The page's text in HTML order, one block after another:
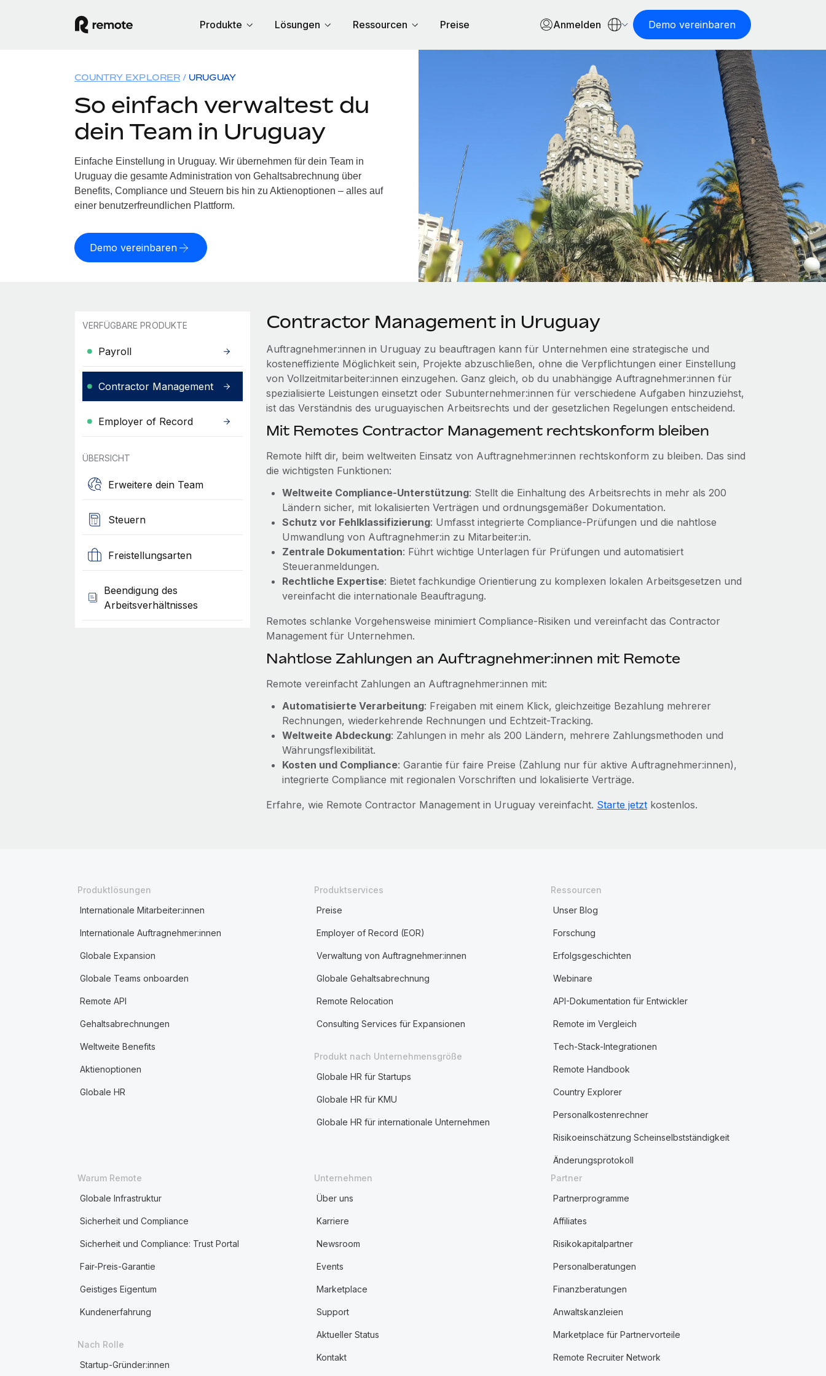
Produkte Lösungen Ressourcen Preise Anmelden Demo vereinbaren
COUNTRY EXPLORER URUGUAY
So einfach verwaltest du
dein Team in Uruguay
Einfache Einstellung in Uruguay. Wir übernehmen für dein Team in
Uruguay die gesamte Administration von Gehaltsabrechnung über
Benefits, Compliance und Steuern bis hin zu Aktienoptionen – alles auf
einer benutzerfreundlichen Plattform.
Demo vereinbaren
VERFÜGBARE PRODUKTE
Payroll
Contractor Management
Employer of Record
ÜBERSICHT
Erweitere dein Team
Steuern
Freistellungsarten
Beendigung des
Arbeitsverhältnisses
Contractor Management in Uruguay
Auftragnehmer:innen in Uruguay zu beauftragen kann für Unternehmen eine strategische und
kosteneffiziente Möglichkeit sein, Projekte abzuschließen, ohne die Verpflichtungen einer Einstellung
von Vollzeitmitarbeiter:innen einzugehen. Ganz gleich, ob du unabhängige Auftragnehmer:innen für
spezialisierte Leistungen einsetzt oder Subunternehmer:innen für verschiedene Aufgaben hinzuziehst,
ist das Verständnis des uruguayischen Arbeitsrechts und der gesetzlichen Regelungen entscheidend.
Mit Remotes Contractor Management rechtskonform bleiben
Remote hilft dir, beim weltweiten Einsatz von Auftragnehmer:innen rechtskonform zu bleiben. Das sind
die wichtigsten Funktionen:
Weltweite Compliance-Unterstützung: Stellt die Einhaltung des Arbeitsrechts in mehr als 200
Ländern sicher, mit lokalisierten Verträgen und ordnungsgemäßer Dokumentation.
Schutz vor Fehlklassifizierung: Umfasst integrierte Compliance-Prüfungen und die nahtlose
Umwandlung von Auftragnehmer:in zu Mitarbeiter:in.
Zentrale Dokumentation: Führt wichtige Unterlagen für Prüfungen und automatisiert
Steueranmeldungen.
Rechtliche Expertise: Bietet fachkundige Orientierung zu komplexen lokalen Arbeitsgesetzen und
vereinfacht die internationale Beauftragung.
Remotes schlanke Vorgehensweise minimiert Compliance-Risiken und vereinfacht das Contractor
Management für Unternehmen.
Nahtlose Zahlungen an Auftragnehmer:innen mit Remote
Remote vereinfacht Zahlungen an Auftragnehmer:innen mit:
Automatisierte Verarbeitung: Freigaben mit einem Klick, gleichzeitige Bezahlung mehrerer
Rechnungen, wiederkehrende Rechnungen und Echtzeit-Tracking.
Weltweite Abdeckung: Zahlungen in mehr als 200 Ländern, mehrere Zahlungsmethoden und
Währungsflexibilität.
Kosten und Compliance: Garantie für faire Preise (Zahlung nur für aktive Auftragnehmer:innen),
integrierte Compliance mit regionalen Vorschriften und lokalisierte Verträge.
Erfahre, wie Remote Contractor Management in Uruguay vereinfacht. Starte jetztkostenlos.
Produktlösungen
Internationale Mitarbeiter:innen
Internationale Auftragnehmer:innen
Globale Expansion
Globale Teams onboarden
Remote API
Gehaltsabrechnungen
Weltweite Benefits
Aktienoptionen
Globale HR
Produktservices
Preise
Employer of Record (EOR)
Verwaltung von Auftragnehmer:innen
Globale Gehaltsabrechnung
Remote Relocation
Consulting Services für Expansionen
Produkt nach Unternehmensgröße
Globale HR für Startups
Globale HR für KMU
Globale HR für internationale Unternehmen
Ressourcen
Unser Blog
Forschung
Erfolgsgeschichten
Webinare
API-Dokumentation für Entwickler
Remote im Vergleich
Tech-Stack-Integrationen
Remote Handbook
Country Explorer
Personalkostenrechner
Risikoeinschätzung Scheinselbstständigkeit
Änderungsprotokoll
Warum Remote
Globale Infrastruktur
Sicherheit und Compliance
Sicherheit und Compliance: Trust Portal
Fair-Preis-Garantie
Geistiges Eigentum
Kundenerfahrung
Nach Rolle
Startup-Gründer:innen
Unternehmen
Über uns
Karriere
Newsroom
Events
Marketplace
Support
Aktueller Status
Kontakt
Partner
Partnerprogramme
Affiliates
Risikokapitalpartner
Personalberatungen
Finanzberatungen
Anwaltskanzleien
Marketplace für Partnervorteile
Remote Recruiter Network